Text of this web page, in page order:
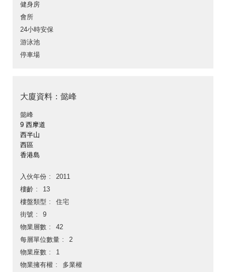
健身房
會所
24小時安保
游泳池
停車場
大廈資料：懿峰
懿峰
9 西摩道
西半山
西區
香港島
入伙年份
2011
樓齡
13
樓盤類型
住宅
街號
9
物業層數
42
每層單位數量
2
物業座數
1
物業擁有權
多業權